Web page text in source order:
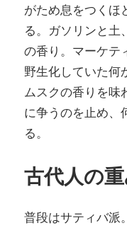
がため息をつくほ
る。ガソリンと土
の香り。マーケテ
野生化していた何
ムスクの香りを味
に争うのを止め、
る。
古代人の
普段はサティバ派